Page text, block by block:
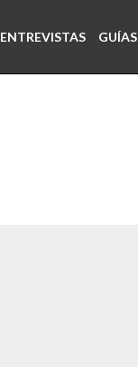
ENTREVISTAS GUÍAS